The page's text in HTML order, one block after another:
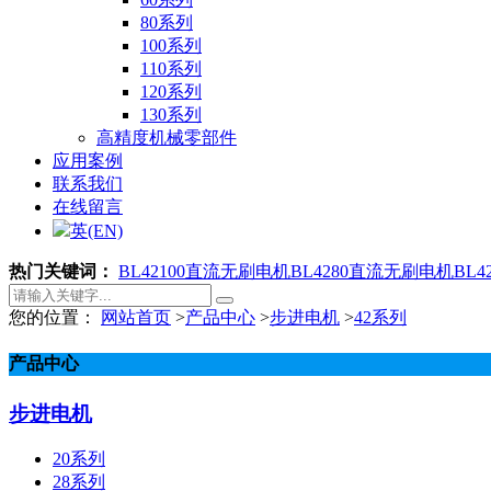
80系列
100系列
110系列
120系列
130系列
高精度机械零部件
应用案例
联系我们
在线留言
英(EN)
热门关键词： BL42100直流无刷电机BL4280直流无刷电机
您的位置： 网站首页 >产品中心 >步进电机 >42系列
产品中心
步进电机
20系列
28系列